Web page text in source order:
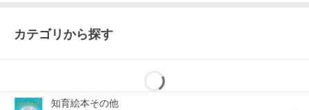
カテゴリから探す
知育絵本その他